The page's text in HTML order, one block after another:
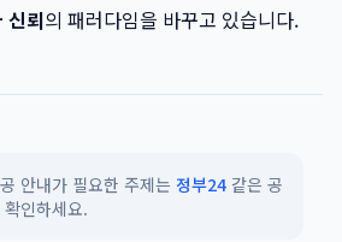
신뢰의 패러다임을 바꾸고 있습니다.
안내가 필요한 주제는 정부24 같은 공
인하세요.